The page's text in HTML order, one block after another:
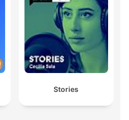
Stories